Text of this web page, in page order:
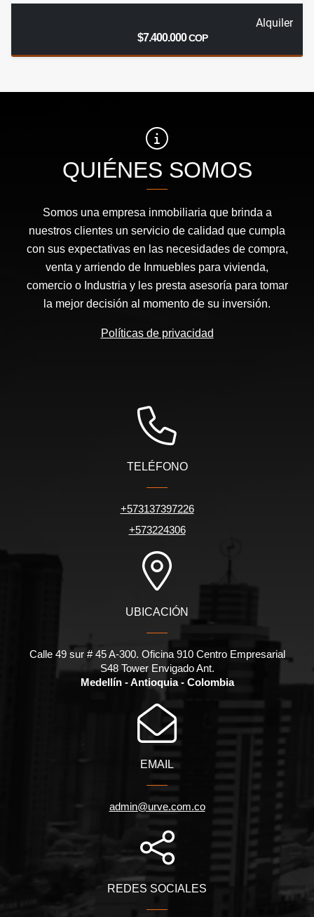
Alquiler
$7.400.000COP
QUIÉNES SOMOS
Somos una empresa inmobiliaria que brinda a
nuestros clientes un servicio de calidad que cumpla
con sus expectativas en las necesidades de compra,
venta y arriendo de Inmuebles para vivienda,
comercio o Industria y les presta asesoría para tomar
la mejor decisión al momento de su inversión.
Políticas de privacidad
TELÉFONO
+573137397226
+573224306
UBICACIÓN
Calle 49 sur # 45 A-300. Oficina 910 Centro Empresarial
S48 Tower Envigado Ant.
Medellín - Antioquia - Colombia
EMAIL
admin@urve.com.co
REDES SOCIALES